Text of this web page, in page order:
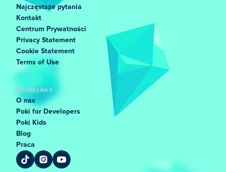
Najczęstsze pytania
Kontakt
Centrum Prywatności
Privacy Statement
Cookie Statement
Terms of Use
POZNAJ NAS
O nas
Poki for Developers
Poki Kids
Blog
Praca